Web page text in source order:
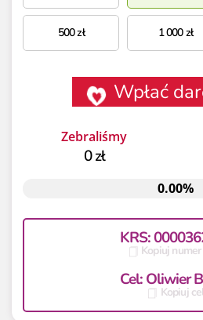
500zł 1 000zł
Wpłać
Zebraliśmy
0 zł
0.00%
KRS:
Kopiuj
Cel: Oliwier
Kopiuj